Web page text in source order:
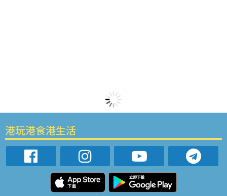
港玩港食港生活